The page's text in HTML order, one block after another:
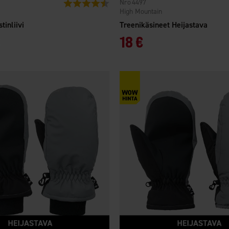
Arvio: 4.4 5:sta tähdestä
Treenikäsineet Heijastava
High Mountain
4497
18 €